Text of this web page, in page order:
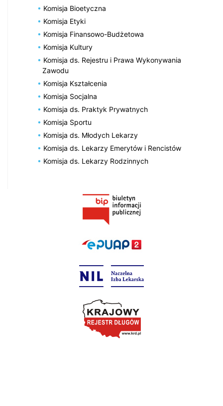
Komisja Bioetyczna
Komisja Etyki
Komisja Finansowo-Budżetowa
Komisja Kultury
Komisja ds. Rejestru i Prawa Wykonywania
Zawodu
Komisja Kształcenia
Komisja Socjalna
Komisja ds. Praktyk Prywatnych
Komisja Sportu
Komisja ds. Młodych Lekarzy
Komisja ds. Lekarzy Emerytów i Rencistów
Komisja ds. Lekarzy Rodzinnych